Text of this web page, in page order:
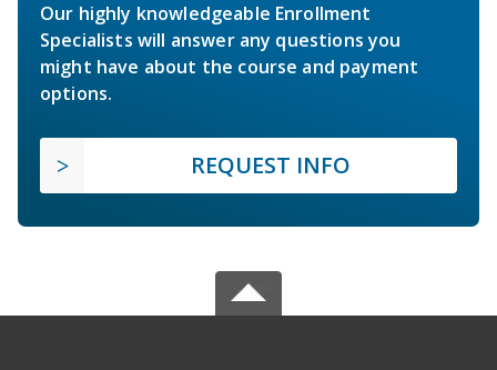
Our highly knowledgeable Enrollment
Specialists will answer any questions you
might have about the course and payment
options.
REQUEST INFO